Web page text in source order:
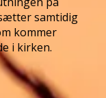
samtidig
kommer
i kirken.